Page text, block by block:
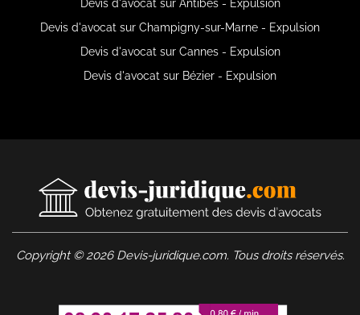
Devis d'avocat sur Antibes - Expulsion
Devis d'avocat sur Champigny-sur-Marne - Expulsion
Devis d'avocat sur Cannes - Expulsion
Devis d'avocat sur Bézier - Expulsion
Copyright © 2026 Devis-juridique.com. Tous droits réservés.